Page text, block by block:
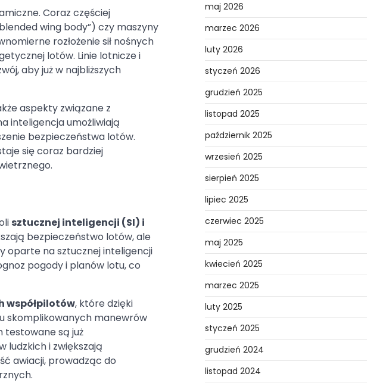
Coraz częściej
wing body”) czy maszyny
rozłożenie sił nośnych
lotów. Linie lotnicze i
aby już w najbliższych
aspekty związane z
inteligencja umożliwiają
bezpieczeństwa lotów.
się coraz bardziej
sztucznej inteligencji (SI) i
bezpieczeństwo lotów, ale
oparte na sztucznej inteligencji
pogody i planów lotu, co
współpilotów, które dzięki
skomplikowanych manewrów
testowane są już
ludzkich i zwiększają
awiacji, prowadząc do
maj 2026
marzec 2026
luty 2026
styczeń 2026
grudzień 2025
listopad 2025
październik 2025
wrzesień 2025
sierpień 2025
lipiec 2025
czerwiec 2025
maj 2025
kwiecień 2025
marzec 2025
luty 2025
styczeń 2025
grudzień 2024
listopad 2024